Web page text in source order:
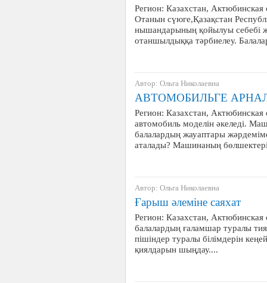
Регион: Казахстан,
Отанын сүюге,Қазақстан
нышандарының қойылуы себебі
отаншылдыққа тәрбиелеу.
Автор: Ольга Николаевна
АВТОМОБИЛЬГЕ
Регион: Казахстан, Актюбинская
автомобиль моделін әкеледі.
балалардың жауаптары
аталады? Машинаның
Автор: Ольга Николаевна
Ғарыш әлеміне саяхат
Регион: Казахстан,
балалардың ғаламшар туралы
пішіндер туралы білімдерін
қиялдарын шыңдау....